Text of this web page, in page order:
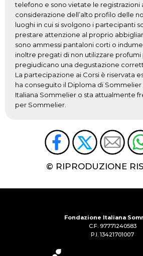
telefono e sono vietate le registrazioni
considerazione dell’alto profilo delle
luoghi in cui si svolgono i partecipanti
prestare attenzione al proprio
sono ammessi pantaloni corti o
inoltre pregati di non utilizzare
pregiudicano una degustazione
La partecipazione ai Corsi è riservata
ha conseguito il Diploma di
Italiana Sommelier o sta attualmente
per Sommelier.
© RIPRODUZIONE
Fondazione Italiana
C.F. 97771240583
P.I. 13421701007